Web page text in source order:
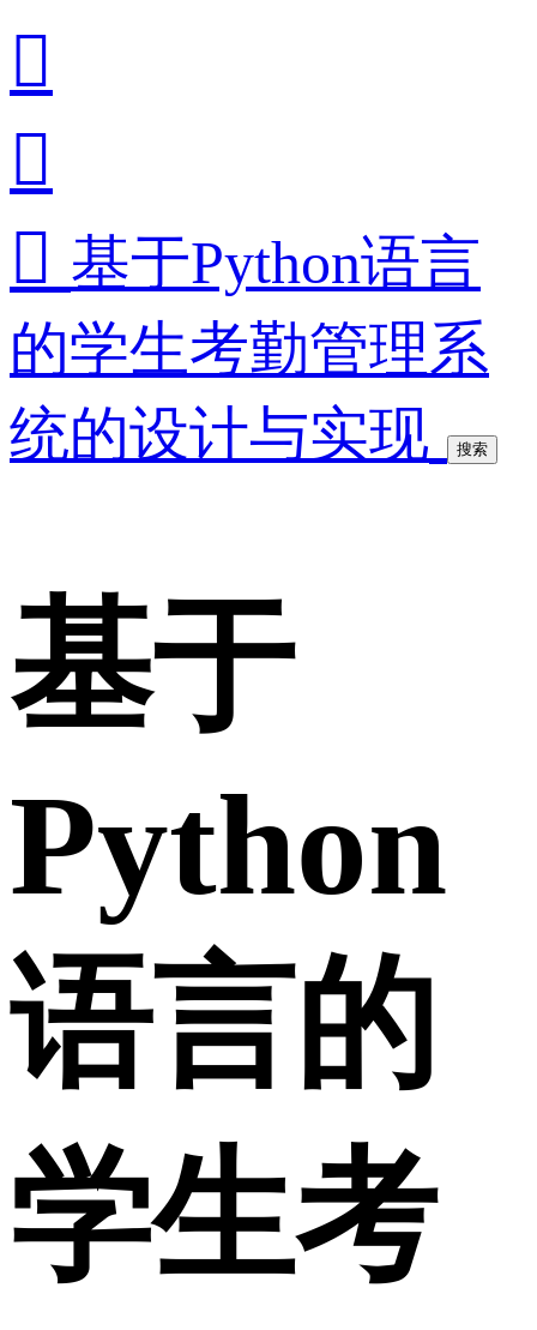


 基于Python语言
的学生考勤管理系
统的设计与实现
搜索
基于
Python
语言的
学生考